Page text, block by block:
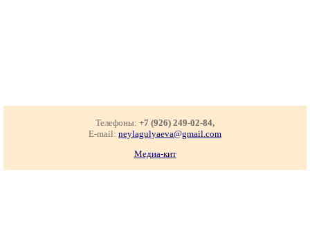
Телефоны: +7 (926) 249-02-84,
E-mail: neylagulyaeva@gmail.com
Медиа-кит